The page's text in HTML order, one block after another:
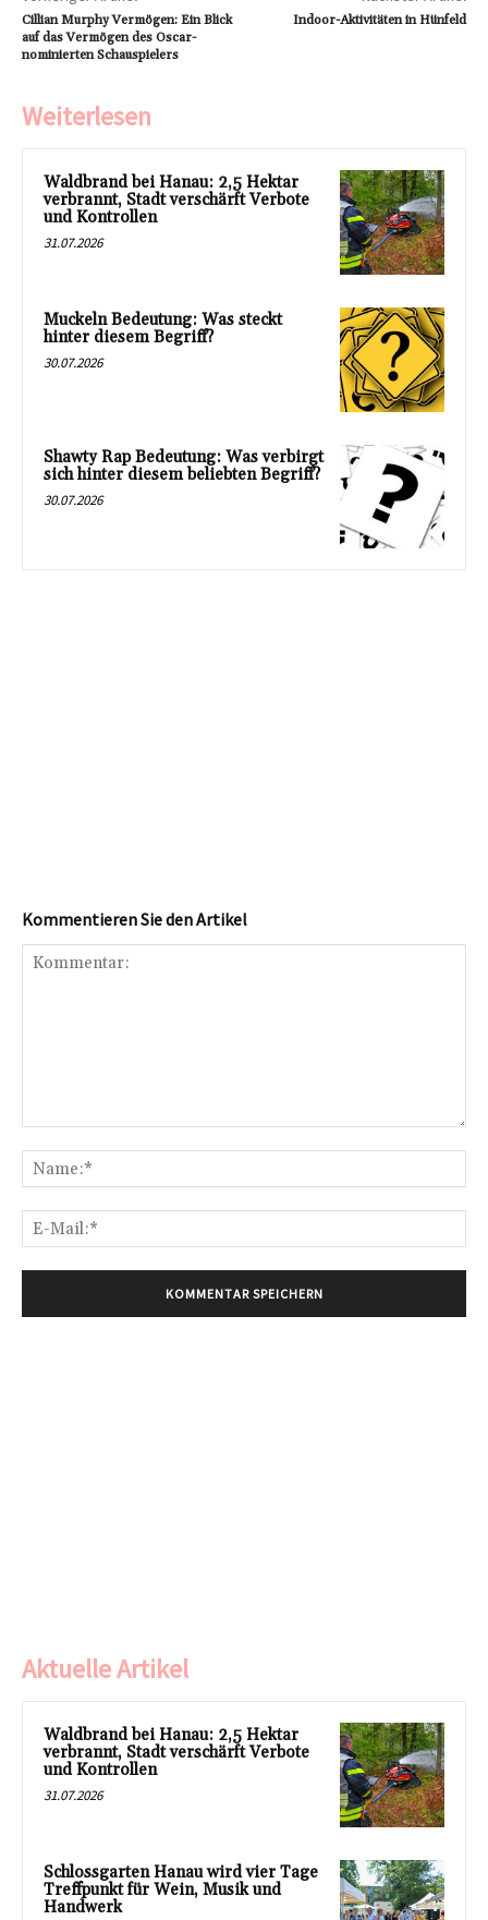
Cillian Murphy Vermögen: Ein Blick
auf das Vermögen des Oscar-
nominierten Schauspielers
Indoor-Aktivitäten in Hünfeld
Weiterlesen
Waldbrand bei Hanau: 2,5 Hektar
verbrannt, Stadt verschärft Verbote
und Kontrollen
31.07.2026
Muckeln Bedeutung: Was steckt
hinter diesem Begriff?
30.07.2026
Shawty Rap Bedeutung: Was verbirgt
sich hinter diesem beliebten Begriff?
30.07.2026
Kommentieren Sie den Artikel
Aktuelle Artikel
Waldbrand bei Hanau: 2,5 Hektar
verbrannt, Stadt verschärft Verbote
und Kontrollen
31.07.2026
Schlossgarten Hanau wird vier Tage
Treffpunkt für Wein, Musik und
Handwerk